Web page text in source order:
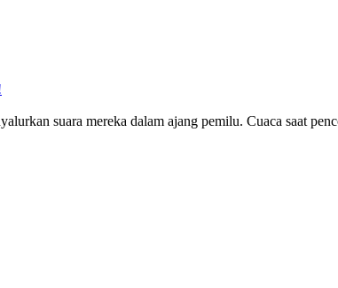
suara mereka dalam ajang pemilu. Cuaca saat